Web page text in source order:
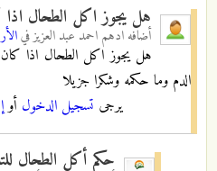
هل يجوز اكل الطحال
أضافه ادهم احمد عبد العزيزفيالأربعاء,
هل يجوز اكل الطحال اذا
الدم وما حكمه وشكرا جزيلا
يرجى تسجيل الدخول أو
حكم أكل الطحال